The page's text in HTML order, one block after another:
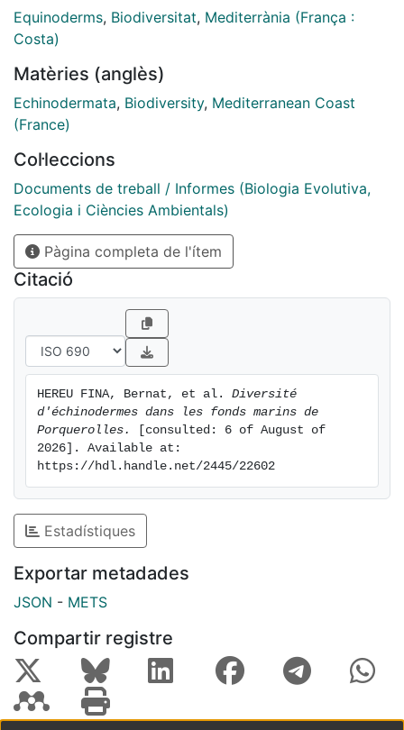
Equinoderms, Biodiversitat, Mediterrània (França :
Costa)
Matèries (anglès)
Echinodermata, Biodiversity, Mediterranean Coast
(France)
Col·leccions
Documents de treball / Informes (Biologia Evolutiva,
Ecologia i Ciències Ambientals)
Pàgina completa de l'ítem
Citació
HEREU FINA, Bernat, et al. Diversité
d'échinodermes dans les fonds marins de
Porquerolles.
[consulted: 6 of August of
2026]. Available at:
https://hdl.handle.net/2445/22602
Estadístiques
Exportar metadades
JSON - METS
Compartir registre